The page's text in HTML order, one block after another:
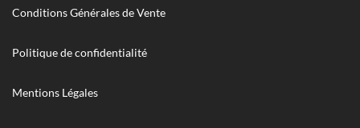
Conditions Générales de Vente
Politique de confidentialité
Mentions Légales